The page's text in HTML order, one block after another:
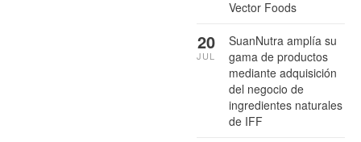
Vector Foods
SuanNutra amplía su
gama de productos
mediante adquisición
del negocio de
ingredientes naturales
de IFF
20
JUL